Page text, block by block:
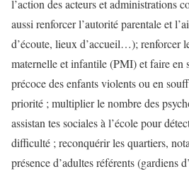
l’action des acteurs et administrations
aussi renforcer l’autorité parentale et
d’écoute, lieux d’accueil…); renforcer
maternelle et infantile (PMI) et faire en
précoce des enfants violents ou en
priorité ; multiplier le nombre des
assistan tes sociales à l’école pour
difficulté ; reconquérir les quartiers,
présence d’adultes référents (gardiens